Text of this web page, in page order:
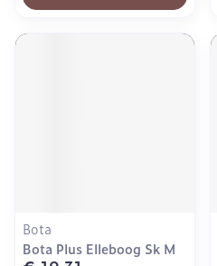
Bota
Bota Plus Elleboog Sk M